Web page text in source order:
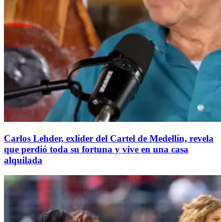
Carlos Lehder, exlíder del Cartel de Medellín, revela
que perdió toda su fortuna y vive en una casa
alquilada